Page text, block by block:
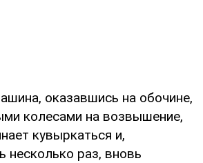
оказавшись на обочине,
колесами на возвышение,
кувыркаться и,
несколько раз, вновь